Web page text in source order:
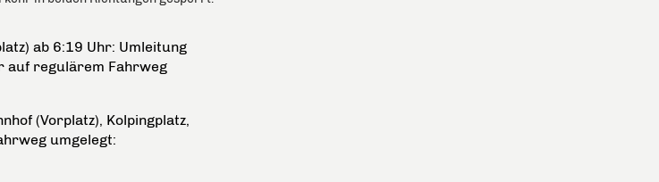
ab 6:19 Uhr: Umleitung
auf regulärem Fahrweg
(Vorplatz), Kolpingplatz,
umgelegt: